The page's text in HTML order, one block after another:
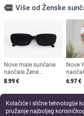
Nove modne sunčane
Ženske klasične UV400
Vintage luksuzni dizajn
Sol Solncezaŝitnye Očki
Kolačiće i slične tehnologije
pružanje najboljeg